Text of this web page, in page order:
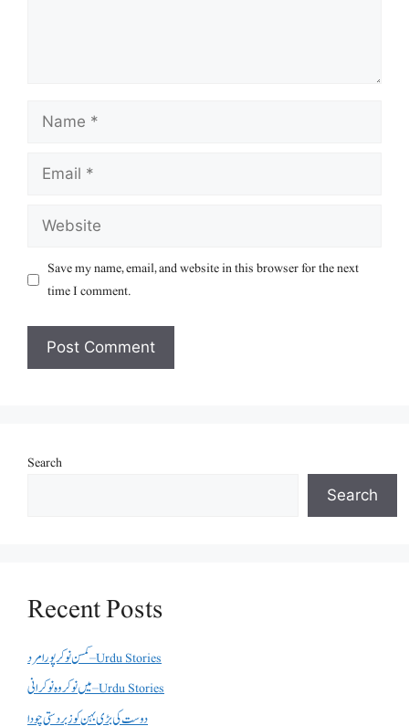
Name
Email
Website
Save my name, email, and website in this browser for the next
time I comment.
Search
Search
Recent Posts
کمسن نوکر پورا مرد – Urdu Stories
میں نوکر وہ نوکرانی – Urdu Stories
دوست کی بڑی بہن کو زبردستی چودا